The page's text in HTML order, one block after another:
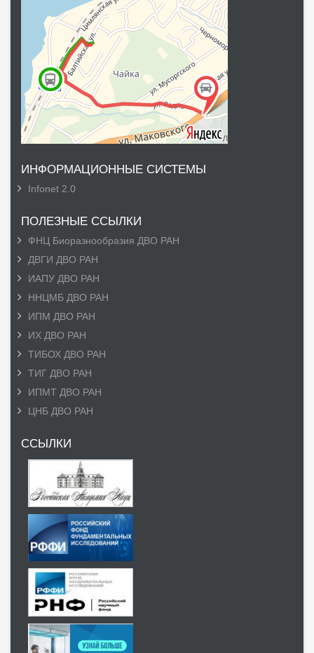
ИНФОРМАЦИОННЫЕ СИСТЕМЫ
Infonet 2.0
ПОЛЕЗНЫЕ ССЫЛКИ
ФНЦ Биоразнообразия ДВО РАН
ДВГИ ДВО РАН
ИАПУ ДВО РАН
ННЦМБ ДВО РАН
ИПМ ДВО РАН
ИХ ДВО РАН
ТИБОХ ДВО РАН
ТИГ ДВО РАН
ИПМТ ДВО РАН
ЦНБ ДВО РАН
ССЫЛКИ